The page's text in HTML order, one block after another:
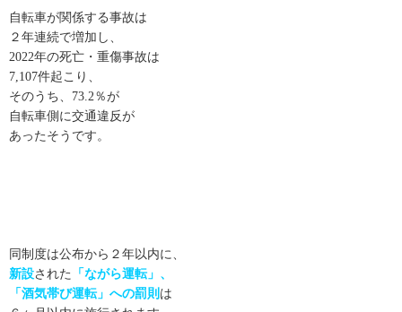
自転車が関係する事故は
２年連続で増加し、
2022年の死亡・重傷事故は
7,107件起こり、
そのうち、73.2％が
自転車側に交通違反が
あったそうです。
同制度は公布から２年以内に、
新設された
「ながら運転」、
「酒気帯び運転」への罰則 は